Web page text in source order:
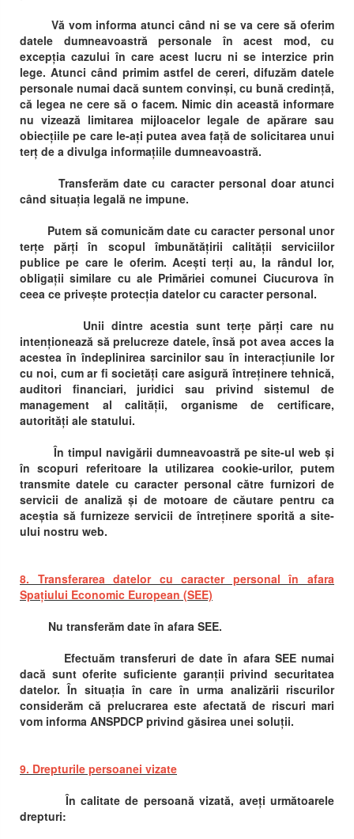
Vă vom informa atunci când ni se va cere să oferim
datele dumneavoastră personale în acest mod, cu
excepția cazului în care acest lucru ni se interzice prin
lege. Atunci când primim astfel de cereri, difuzăm datele
personale numai dacă suntem convinși, cu bună credință,
că legea ne cere să o facem. Nimic din această informare
nu vizează limitarea mijloacelor legale de apărare sau
obiecțiile pe care le-ați putea avea față de solicitarea unui
terț de a divulga informațiile dumneavoastră.
Transferăm date cu caracter personal doar atunci
când situația legală ne impune.
Putem să comunicăm date cu caracter personal unor
terțe părți în scopul îmbunătățirii calității serviciilor
publice pe care le oferim. Acești terți au, la rândul lor,
obligații similare cu ale Primăriei comunei Ciucurova în
ceea ce privește protecția datelor cu caracter personal.
Unii dintre acestia sunt terțe părți care nu
intenționează să prelucreze datele, însă pot avea acces la
acestea în îndeplinirea sarcinilor sau în interacțiunile lor
cu noi, cum ar fi societăți care asigură întreținere tehnică,
auditori financiari, juridici sau privind sistemul de
management al calității, organisme de certificare,
autorități ale statului.
În timpul navigării dumneavoastră pe site-ul web și
în scopuri referitoare la utilizarea cookie-urilor, putem
transmite datele cu caracter personal către furnizori de
servicii de analiză și de motoare de căutare pentru ca
aceștia să furnizeze servicii de întreținere sporită a site-
ului nostru web.
8. Transferarea datelor cu caracter personal în afara
Spațiului Economic European (SEE)
Nu transferăm date în afara SEE.
Efectuăm transferuri de date în afara SEE numai
dacă sunt oferite suficiente garanții privind securitatea
datelor. În situația în care în urma analizării riscurilor
considerăm că prelucrarea este afectată de riscuri mari
vom informa ANSPDCP privind găsirea unei soluții.
9. Drepturile persoanei vizate
În calitate de persoană vizată, aveți următoarele
drepturi: